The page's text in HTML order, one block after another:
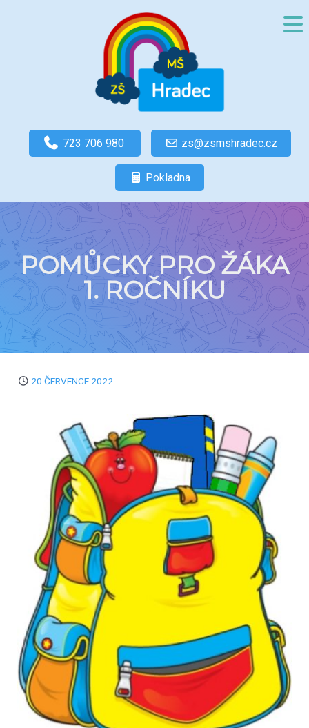
723 706 980 zs@zsmshradec.cz
Pokladna
POMŮCKY PRO ŽÁKA
1. ROČNÍKU
20 ČERVENCE 2022